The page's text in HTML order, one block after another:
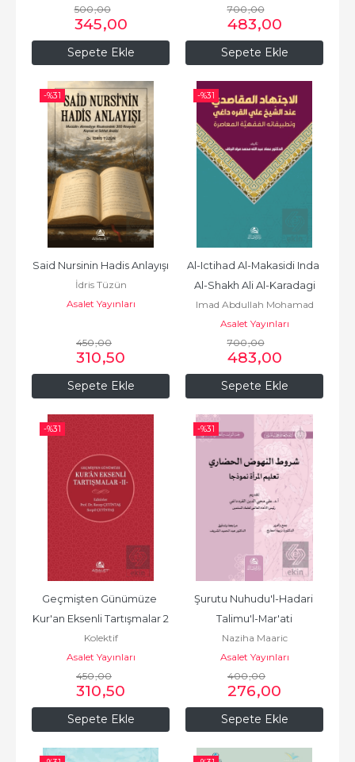
Sepete Ekle
500,00
345,00
Sepete Ekle
700,00
483,00
-%31
Sepete Ekle
Said Nursinin Hadis Anlayışı
İdris Tüzün
Asalet Yayınları
450,00
310,50
-%31
Sepete Ekle
Al-Ictihad Al-Makasidi Inda
Al-Shakh Ali Al-Karadagi
Imad Abdullah Mohamad
Asalet Yayınları
700,00
483,00
-%31
Sepete Ekle
Geçmişten Günümüze
Kur'an Eksenli Tartışmalar 2
Kolektif
Asalet Yayınları
450,00
310,50
-%31
Sepete Ekle
Şurutu Nuhudu'l-Hadari
Talimu'l-Mar'ati
Naziha Maaric
Asalet Yayınları
400,00
276,00